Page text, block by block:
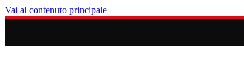
Vai al contenuto principale